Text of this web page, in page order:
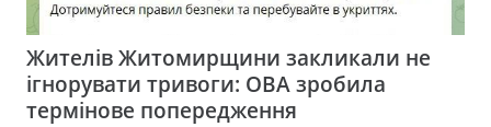
Жителів Житомирщини закликали не
ігнорувати тривоги: ОВА зробила
термінове попередження